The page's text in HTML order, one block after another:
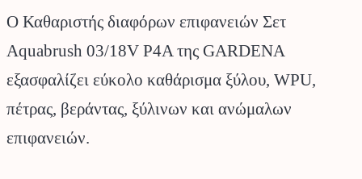
Ο Καθαριστής διαφόρων επιφανειών Σετ
Aquabrush 03/18V P4A της GARDENA
εξασφαλίζει εύκολο καθάρισμα ξύλου, WPU,
πέτρας, βεράντας, ξύλινων και ανώμαλων
επιφανειών.